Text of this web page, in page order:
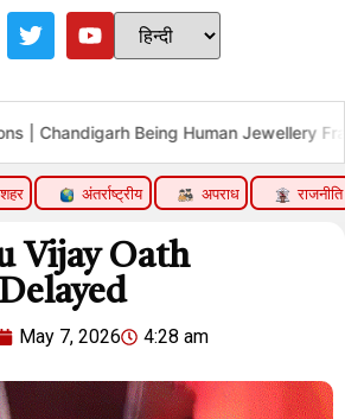
Case RBI Repo Rate Status
अंतर्राष्ट्रीय अपराध राजनीति
Vijay Oath
May 7, 2026 4:28 am